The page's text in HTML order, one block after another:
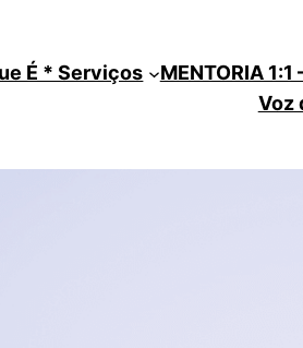
É * Serviços MENTORIA
Voz